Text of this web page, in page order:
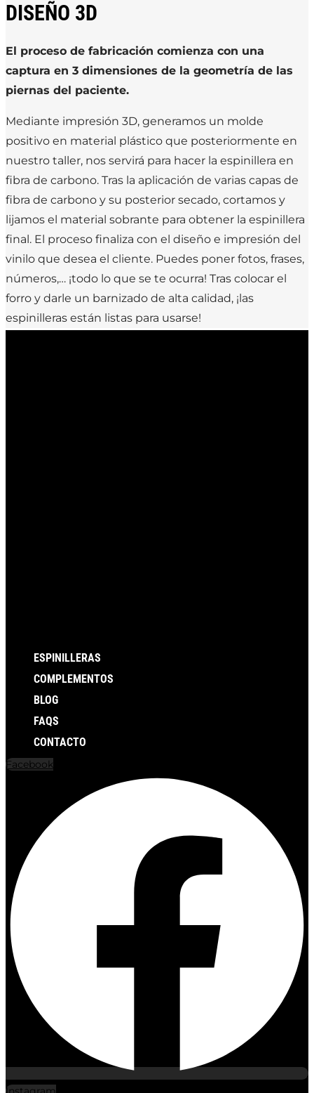
DISEÑO 3D
El proceso de fabricación comienza con una
captura en 3 dimensiones de la geometría de las
piernas del paciente.
Mediante impresión 3D, generamos un molde
positivo en material plástico que posteriormente en
nuestro taller, nos servirá para hacer la espinillera en
fibra de carbono. Tras la aplicación de varias capas de
fibra de carbono y su posterior secado, cortamos y
lijamos el material sobrante para obtener la espinillera
final. El proceso finaliza con el diseño e impresión del
vinilo que desea el cliente. Puedes poner fotos, frases,
números,… ¡todo lo que se te ocurra! Tras colocar el
forro y darle un barnizado de alta calidad, ¡las
espinilleras están listas para usarse!
ESPINILLERAS
COMPLEMENTOS
BLOG
FAQS
CONTACTO
Facebook